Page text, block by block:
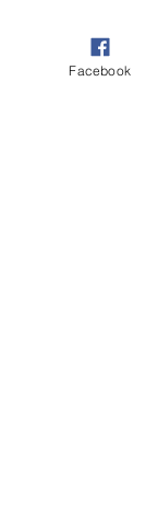
Facebook